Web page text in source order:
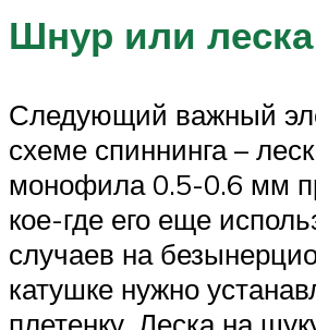
Шнур или леска
Следующий важный
схеме спиннинга –
монофила 0.5-0.6 мм
кое-где его еще
случаев на
катушке нужно